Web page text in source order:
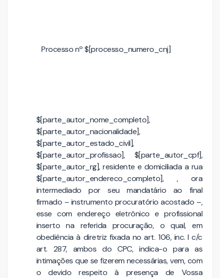
Processo nº $[processo_numero_cnj]
$[parte_autor_nome_completo],
$[parte_autor_nacionalidade],
$[parte_autor_estado_civil],
$[parte_autor_profissao], $[parte_autor_cpf],
$[parte_autor_rg], residente e domiciliada a rua
$[parte_autor_endereco_completo], , ora
intermediado por seu mandatário ao final
firmado – instrumento procuratório acostado –,
esse com endereço eletrônico e profissional
inserto na referida procuração, o qual, em
obediência à diretriz fixada no art. 106, inc. I c/c
art. 287, ambos do CPC, indica-o para as
intimações que se fizerem necessárias, vem, com
o devido respeito à presença de Vossa